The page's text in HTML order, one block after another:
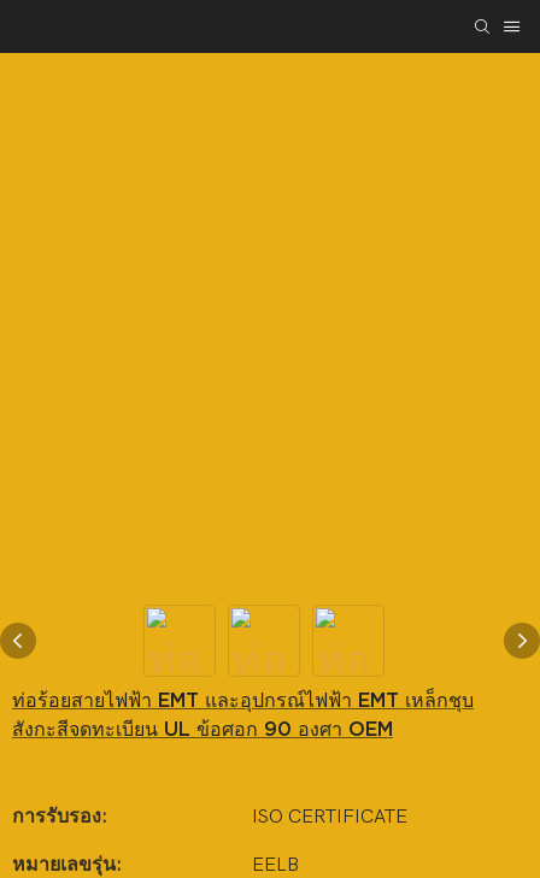
ท่อร้อยสายไฟฟ้า EMT และอุปกรณ์ไฟฟ้า EMT เหล็กชุบ
สังกะสีจดทะเบียน UL ข้อศอก 90 องศา OEM
การรับรอง: ISO CERTIFICATE
หมายเลขรุ่น: EELB